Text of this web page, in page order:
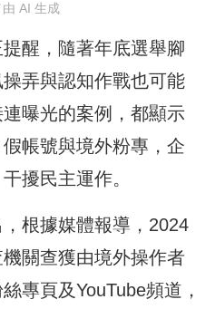
由 AI 生成
醒，隨著年底選舉腳
弄與認知作戰也可能
曝光的案例，都顯示
帳號與境外粉專，企
擾民主運作。
根據媒體報導，2024
關查獲由境外操作者
專頁及YouTube頻道，